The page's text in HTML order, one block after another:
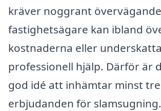
kräver noggrant
fastighetsägare kan ibland
kostnaderna eller
professionell hjälp. Därför är
god idé att inhämtar minst
erbjudanden för